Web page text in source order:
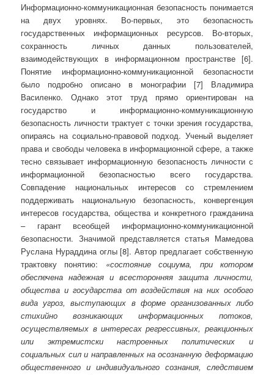
Информационно-коммуникационная безопасность понимается
на двух уровнях. Во-первых, это безопасность
государственных информационных ресурсов. Во-вторых,
сохранность личных данных пользователей,
взаимодействующих в информационном пространстве [6].
Понятие информационно-коммуникационной безопасности
было подробно описано в монографии [7] Владимира
Василенко. Однако этот труд прямо ориентирован на
государство и информационно-коммуникационную
безопасность личности трактует с точки зрения государства,
опираясь на социально-правовой подход. Ученый выделяет
права и свободы человека в информационной сфере, а также
тесно связывает информационную безопасность личности с
информационной безопасностью всего государства.
Совпадение национальных интересов со стремлением
поддерживать национальную безопасность, конвергенция
интересов государства, общества и конкретного гражданина
– гарант всеобщей информационно-коммуникационной
безопасности. Значимой представляется статья Мамедова
Руслана Нураддина оглы [8]. Автор предлагает собственную
трактовку понятию: «состояние социума, при котором
обеспечена надежная и всесторонняя защита личности,
общества и государства от воздействия на них особого
вида угроз, выступающих в форме организованных либо
стихийно возникающих информационных потоков,
осуществляемых в интересах регрессивных, реакционных
или эктремистски настроенных политических и
социальных сил и направленных на осознанную деформацию
общественного и индивидуального сознания, следствием